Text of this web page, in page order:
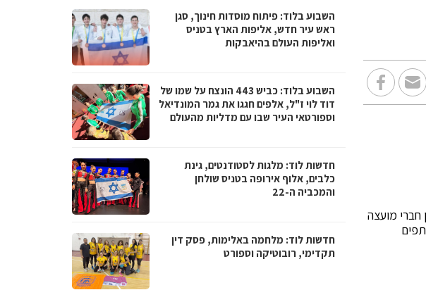
חברי מועצה
השבוע בלוד: פיתוח מוסדות חינוך, סגן
ראש עיר חדש, אליפות הארץ בטניס
ואליפות העולם בהיאבקות
השבוע בלוד: כביש 443 הונצח על שמו של
דוד לוי ז"ל, אלפים חגגו את גמר המונדיאל
וספורטאי העיר שבו עם מדליות מהעולם
חדשות לוד: מלגות לסטודנטים, גינת
כלבים, אלוף אירופה בטניס שולחן
והמכביה ה-22
חדשות לוד: מלחמה באלימות, פסק דין
תקדימי, רובוטיקה וספורט